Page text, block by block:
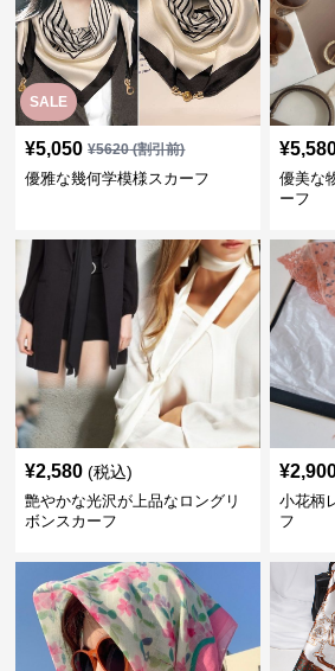
SALE
¥5,050 ¥5620(割引前)
優雅な幾何学模様スカーフ
¥
優美な
ーフ
¥2,580 (税込)
艶やかな光沢が上品なロングリ
ボンスカーフ
¥
小花柄
フ